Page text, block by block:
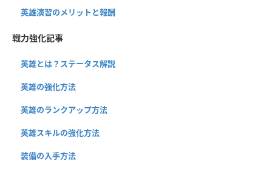
英雄演習のメリットと報酬
戦力強化記事
英雄とは？ステータス解説
英雄の強化方法
英雄のランクアップ方法
英雄スキルの強化方法
装備の入手方法